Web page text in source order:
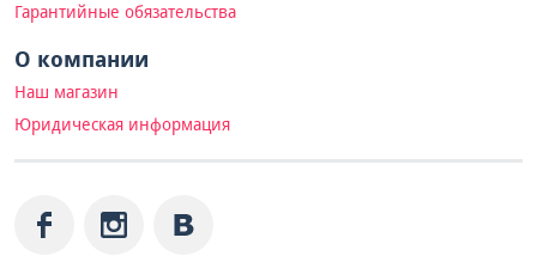
Гарантийные обязательства
О компании
Наш магазин
Юридическая информация